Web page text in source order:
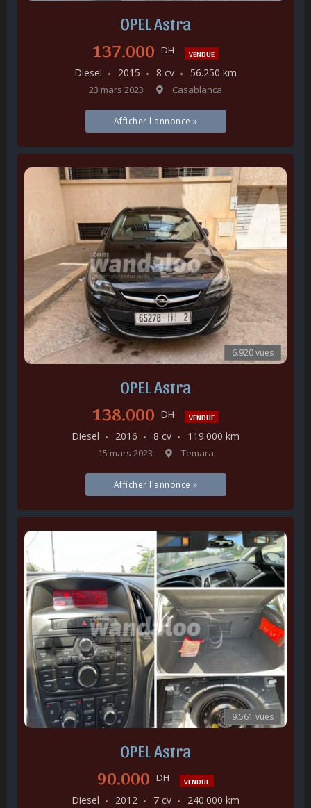
OPEL Astra
137.000 DH VENDUE
Diesel 2015 8 cv 56.250 km
23 mars 2023 Casablanca
Afficher l'annonce »
6.920 vues
OPEL Astra
138.000 DH VENDUE
Diesel 2016 8 cv 119.000 km
15 mars 2023 Temara
Afficher l'annonce »
9.561 vues
OPEL Astra
90.000 DH VENDUE
Diesel 2012 7 cv 240.000 km